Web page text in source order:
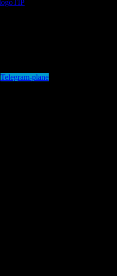
Telegram-plane